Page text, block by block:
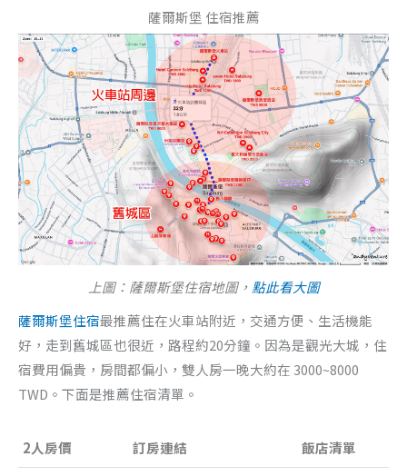
薩爾斯堡 住宿推薦
上圖：薩爾斯堡住宿地圖， 點此看大圖
薩爾斯堡住宿最推薦住在火車站附近，交通方便、生活機能
好，走到舊城區也很近，路程約20分鐘。因為是觀光大城，住
宿費用偏貴，房間都偏小，雙人房一晚大約在 3000~8000
TWD。下面是推薦住宿清單。
2人房價 訂房連結 飯店清單